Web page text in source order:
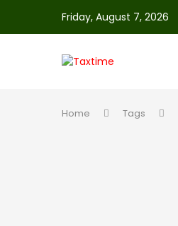
Friday, August 7, 2026
Home Tags